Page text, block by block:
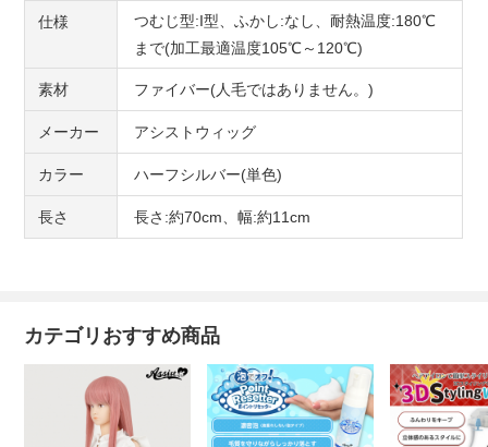
仕様
つむじ型:I型、ふかし:なし、耐熱温度:180℃
まで(加工最適温度105℃～120℃)
素材 ファイバー(人毛ではありません。)
メーカー アシストウィッグ
カラー ハーフシルバー(単色)
長さ 長さ:約70cm、幅:約11cm
カテゴリおすすめ商品